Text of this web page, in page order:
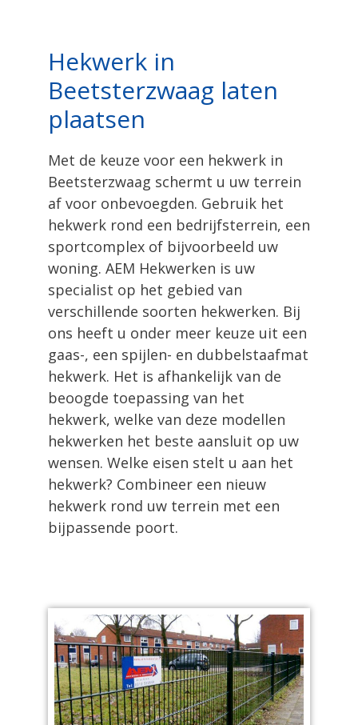
Hekwerk in
Beetsterzwaag laten
plaatsen
Met de keuze voor een hekwerk in
Beetsterzwaag schermt u uw terrein
af voor onbevoegden. Gebruik het
hekwerk rond een bedrijfsterrein, een
sportcomplex of bijvoorbeeld uw
woning. AEM Hekwerken is uw
specialist op het gebied van
verschillende soorten hekwerken. Bij
ons heeft u onder meer keuze uit een
gaas-, een spijlen- en dubbelstaafmat
hekwerk. Het is afhankelijk van de
beoogde toepassing van het
hekwerk, welke van deze modellen
hekwerken het beste aansluit op uw
wensen. Welke eisen stelt u aan het
hekwerk? Combineer een nieuw
hekwerk rond uw terrein met een
bijpassende poort.